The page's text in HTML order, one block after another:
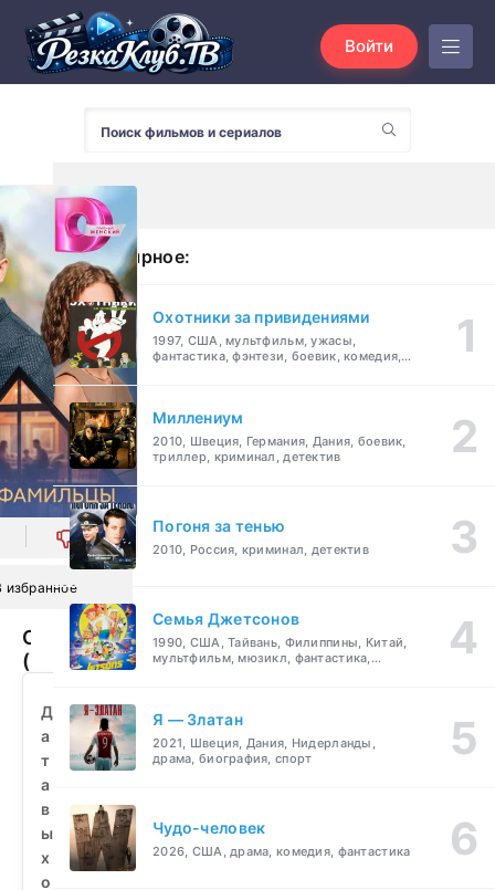
Войти
0
избранное
Однофамильцы
(2026)
бесплатно
Д
а
т
а
в
ы
х
о
Популярное:
Охотники за привидениями
1997, США, мультфильм, ужасы,
фантастика, фэнтези, боевик, комедия,
Миллениум
2010, Швеция, Германия, Дания, боевик,
триллер, криминал, детектив
Погоня за тенью
2010, Россия, криминал, детектив
Семья Джетсонов
1990, США, Тайвань, Филиппины, Китай,
мультфильм, мюзикл, фантастика,
Я — Златан
2021, Швеция, Дания, Нидерланды,
драма, биография, спорт
Чудо-человек
2026, США, драма, комедия, фантастика